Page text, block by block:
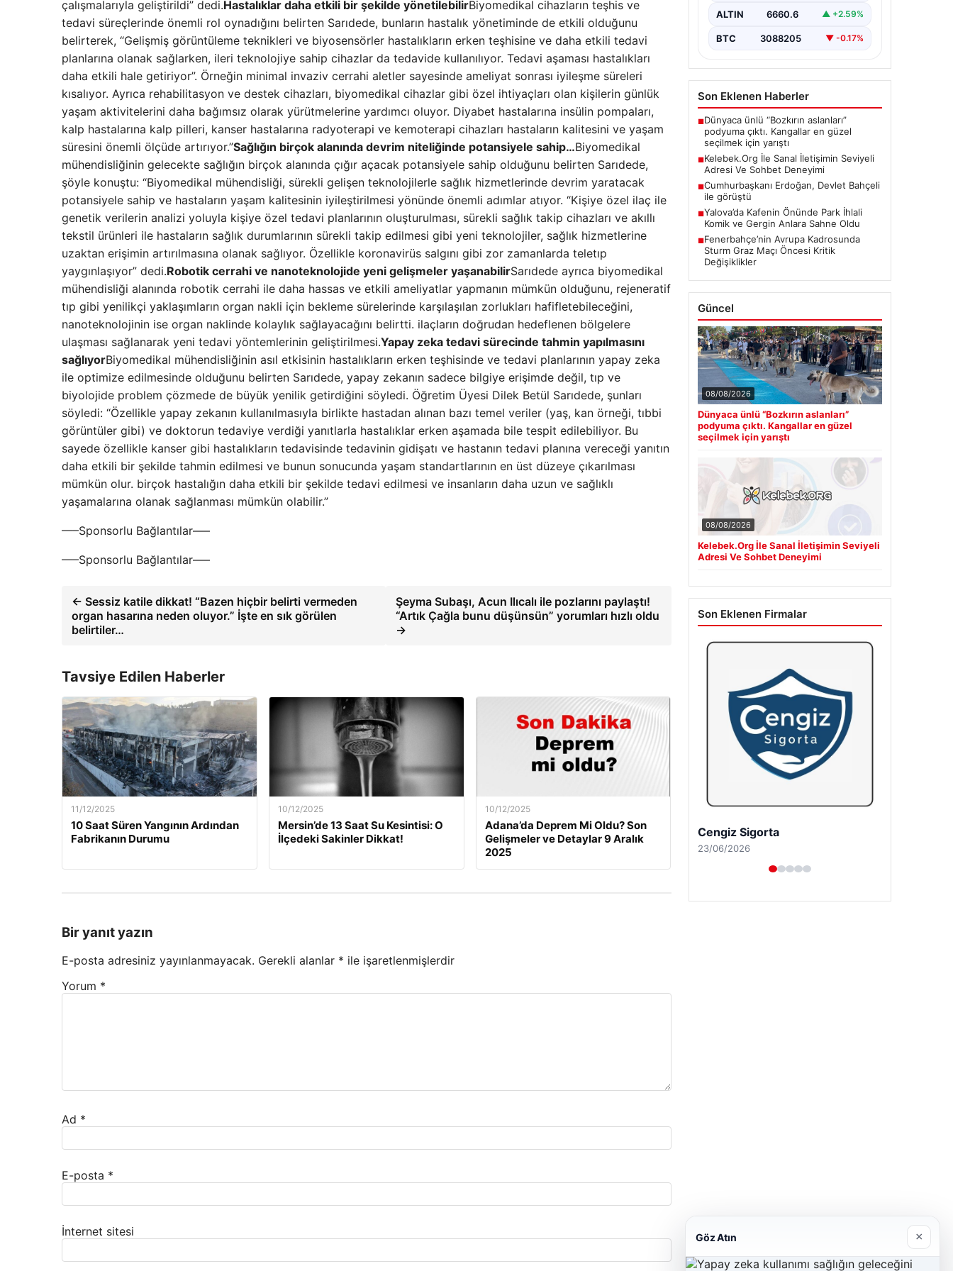
çalışmalarıyla geliştirildi” dedi.Hastalıklar daha etkili bir şekilde yönetilebilirBiyomedikal cihazların teşhis ve
tedavi süreçlerinde önemli rol oynadığını belirten Sarıdede, bunların hastalık yönetiminde de etkili olduğunu
belirterek, “Gelişmiş görüntüleme teknikleri ve biyosensörler hastalıkların erken teşhisine ve daha etkili tedavi
planlarına olanak sağlarken, ileri teknolojiye sahip cihazlar da tedavide kullanılıyor. Tedavi aşaması hastalıkları
daha etkili hale getiriyor”. Örneğin minimal invaziv cerrahi aletler sayesinde ameliyat sonrası iyileşme süreleri
kısalıyor. Ayrıca rehabilitasyon ve destek cihazları, biyomedikal cihazlar gibi özel ihtiyaçları olan kişilerin günlük
yaşam aktivitelerini daha bağımsız olarak yürütmelerine yardımcı oluyor. Diyabet hastalarına insülin pompaları,
kalp hastalarına kalp pilleri, kanser hastalarına radyoterapi ve kemoterapi cihazları hastaların kalitesini ve yaşam
süresini önemli ölçüde artırıyor.”Sağlığın birçok alanında devrim niteliğinde potansiyele sahip…Biyomedikal
mühendisliğinin gelecekte sağlığın birçok alanında çığır açacak potansiyele sahip olduğunu belirten Sarıdede,
şöyle konuştu: “Biyomedikal mühendisliği, sürekli gelişen teknolojilerle sağlık hizmetlerinde devrim yaratacak
potansiyele sahip ve hastaların yaşam kalitesinin iyileştirilmesi yönünde önemli adımlar atıyor. “Kişiye özel ilaç ile
genetik verilerin analizi yoluyla kişiye özel tedavi planlarının oluşturulması, sürekli sağlık takip cihazları ve akıllı
tekstil ürünleri ile hastaların sağlık durumlarının sürekli takip edilmesi gibi yeni teknolojiler, sağlık hizmetlerine
uzaktan erişimin artırılmasına olanak sağlıyor. Özellikle koronavirüs salgını gibi zor zamanlarda teletıp
yaygınlaşıyor” dedi.Robotik cerrahi ve nanoteknolojide yeni gelişmeler yaşanabilirSarıdede ayrıca biyomedikal
mühendisliği alanında robotik cerrahi ile daha hassas ve etkili ameliyatlar yapmanın mümkün olduğunu, rejeneratif
tıp gibi yenilikçi yaklaşımların organ nakli için bekleme sürelerinde karşılaşılan zorlukları hafifletebileceğini,
nanoteknolojinin ise organ naklinde kolaylık sağlayacağını belirtti. ilaçların doğrudan hedeflenen bölgelere
ulaşması sağlanarak yeni tedavi yöntemlerinin geliştirilmesi.Yapay zeka tedavi sürecinde tahmin yapılmasını
sağlıyorBiyomedikal mühendisliğinin asıl etkisinin hastalıkların erken teşhisinde ve tedavi planlarının yapay zeka
ile optimize edilmesinde olduğunu belirten Sarıdede, yapay zekanın sadece bilgiye erişimde değil, tıp ve
biyolojide problem çözmede de büyük yenilik getirdiğini söyledi. Öğretim Üyesi Dilek Betül Sarıdede, şunları
söyledi: “Özellikle yapay zekanın kullanılmasıyla birlikte hastadan alınan bazı temel veriler (yaş, kan örneği, tıbbi
görüntüler gibi) ve doktorun tedaviye verdiği yanıtlarla hastalıklar erken aşamada bile tespit edilebiliyor. Bu
sayede özellikle kanser gibi hastalıkların tedavisinde tedavinin gidişatı ve hastanın tedavi planına vereceği yanıtın
daha etkili bir şekilde tahmin edilmesi ve bunun sonucunda yaşam standartlarının en üst düzeye çıkarılması
mümkün olur. birçok hastalığın daha etkili bir şekilde tedavi edilmesi ve insanların daha uzun ve sağlıklı
yaşamalarına olanak sağlanması mümkün olabilir.”
—–Sponsorlu Bağlantılar—–
—–Sponsorlu Bağlantılar—–
← Sessiz katile dikkat! “Bazen hiçbir belirti vermeden
organ hasarına neden oluyor.” İşte en sık görülen
belirtiler…
Şeyma Subaşı, Acun Ilıcalı ile pozlarını paylaştı!
“Artık Çağla bunu düşünsün” yorumları hızlı oldu
→
Tavsiye Edilen Haberler
11/12/2025
10 Saat Süren Yangının Ardından
Fabrikanın Durumu
10/12/2025
Mersin’de 13 Saat Su Kesintisi: O
İlçedeki Sakinler Dikkat!
10/12/2025
Adana’da Deprem Mi Oldu? Son
Gelişmeler ve Detaylar 9 Aralık
2025
Bir yanıt yazın
E-posta adresiniz yayınlanmayacak. Gerekli alanlar * ile işaretlenmişlerdir
Yorum *
Ad *
E-posta *
İnternet sitesi
Günümüzde çeşitli…
ALTIN 6660.6 ▲ +2.59%
BTC 3088205 ▼ -0.17%
Son Eklenen Haberler
■Dünyaca ünlü “Bozkırın aslanları”
podyuma çıktı. Kangallar en güzel
seçilmek için yarıştı
■Kelebek.Org İle Sanal İletişimin Seviyeli
Adresi Ve Sohbet Deneyimi
■Cumhurbaşkanı Erdoğan, Devlet Bahçeli
ile görüştü
■Yalova’da Kafenin Önünde Park İhlali
Komik ve Gergin Anlara Sahne Oldu
■Fenerbahçe’nin Avrupa Kadrosunda
Sturm Graz Maçı Öncesi Kritik
Değişiklikler
Güncel
08/08/2026
Dünyaca ünlü “Bozkırın aslanları”
podyuma çıktı. Kangallar en güzel
seçilmek için yarıştı
08/08/2026
Kelebek.Org İle Sanal İletişimin Seviyeli
Adresi Ve Sohbet Deneyimi
Son Eklenen Firmalar
Hastaş Beton
26/05/2026
Göz Atın ×